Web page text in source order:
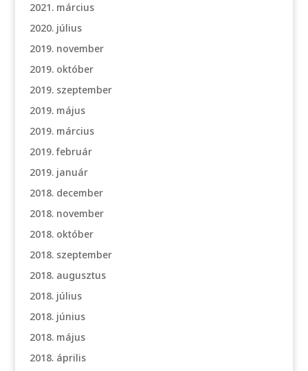
2021. március
2020. július
2019. november
2019. október
2019. szeptember
2019. május
2019. március
2019. február
2019. január
2018. december
2018. november
2018. október
2018. szeptember
2018. augusztus
2018. július
2018. június
2018. május
2018. április